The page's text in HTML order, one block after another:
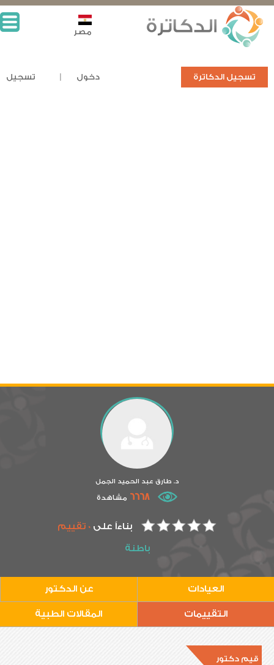
تسجيل الدكاترة دخول تسجيل
مصر
د. طارق عبد الحميد الجمل
6668 مشاهدة
بناءاً على0 تقييم
باطنة
العيادات عن الدكتور
التقييمات المقالات الطبية
قيم دكتور